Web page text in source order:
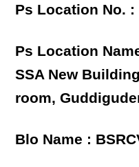
Ps Location No. :
Ps Location
SSA New
room,
Blo Name :